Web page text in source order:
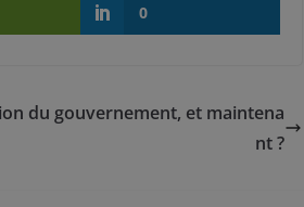
0
du gouvernement, et maintena
nt ?